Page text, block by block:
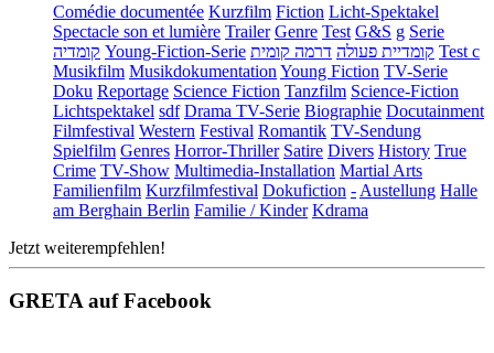
Comédie documentée Kurzfilm Fiction Licht-Spektakel
Spectacle son et lumière Trailer Genre Test G&S g Serie
קומדיה Young-Fiction-Serie קומדיית פעולה דרמה קומית
Test c
Musikfilm Musikdokumentation Young Fiction TV-Serie
Doku Reportage Science Fiction Tanzfilm Science-Fiction
Lichtspektakel sdf Drama TV-Serie Biographie Docutainment
Filmfestival Western Festival Romantik TV-Sendung
Spielfilm Genres Horror-Thriller Satire Divers History True
Crime TV-Show Multimedia-Installation Martial Arts
Familienfilm Kurzfilmfestival Dokufiction - Austellung Halle
am Berghain Berlin Familie / Kinder Kdrama
Jetzt weiterempfehlen!
GRETA auf Facebook